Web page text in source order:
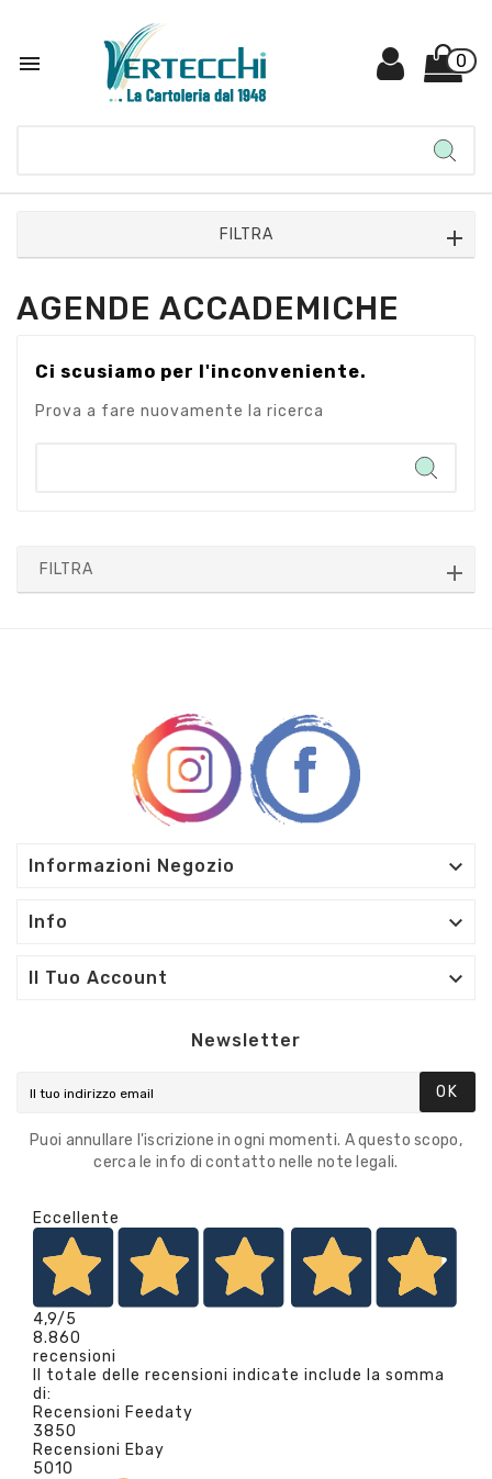
 0
FILTRA
AGENDE ACCADEMICHE
Ci scusiamo per l'inconveniente.
Prova a fare nuovamente la ricerca
FILTRA
Informazioni Negozio 
Info 
Il Tuo Account 
Newsletter
OK
Puoi annullare l'iscrizione in ogni momenti. A questo scopo,
cerca le info di contatto nelle note legali.
Eccellente
4,9/5
8.860
recensioni
Il totale delle recensioni indicate include la somma
di:
Recensioni Feedaty
3850
Recensioni Ebay
5010